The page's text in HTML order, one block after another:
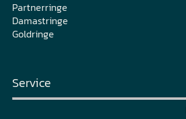
Partnerringe
Damastringe
Goldringe
Service